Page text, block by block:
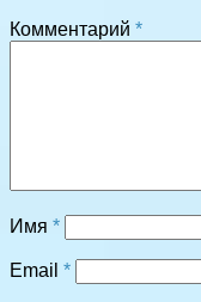
Комментарий *
Имя *
Email *